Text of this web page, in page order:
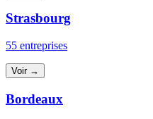
Strasbourg
55 entreprises
Voir →
Bordeaux